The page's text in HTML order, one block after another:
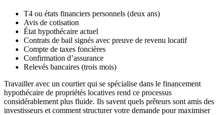
T4 ou états financiers personnels (deux ans)
Avis de cotisation
État hypothécaire actuel
Contrats de bail signés avec preuve de revenu locatif
Compte de taxes foncières
Confirmation d’assurance
Relevés bancaires (trois mois)
Travailler avec un courtier qui se spécialise dans le financement
hypothécaire de propriétés locatives rend ce processus
considérablement plus fluide. Ils savent quels prêteurs sont amis des
investisseurs et comment structurer votre demande pour maximiser